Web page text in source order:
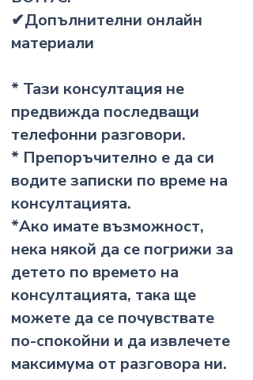
✔Допълнителни онлайн
материали
* Тази консултация не
предвижда последващи
телефонни разговори.
* Препоръчително е да си
водите записки по време на
консултацията.
*Ако имате възможност,
нека някой да се погрижи за
детето по времето на
консултацията, така ще
можете да се почувствате
по-спокойни и да извлечете
максимума от разговора ни.